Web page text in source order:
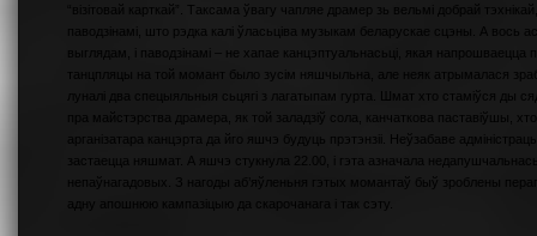
“візітовай карткай”. Таксама ўвагу чапляе драмер зь вельмі добрай
паводзінамі, што рэдка калі ўласьціва музыкам беларускае сцэны. А вось
выглядам, і паводзінамі – не хапае канцэптуальнасьці, якая
танцпляцы на той момант было зусім няшчыльна, але неяк атрымалася
луналі два спецыяльныя сьцягі з лагатыпам гурта. Шмат хто стаміўся ды
пра майстэрства драмера, як той заладзіў сола, канчаткова паставіўшы,
арганізатара канцэрта да йго яшчэ будуць прэтэнзіі. Неўзабаве
застаецца няшмат. А яшчэ стукнула 22.00, і гэта азначала
непаўнагадовых. З нагоды аб’яўленьня гэтых момантаў быў зроблены
адну апошнюю кампазіцыю да скарочанага і так сэту.